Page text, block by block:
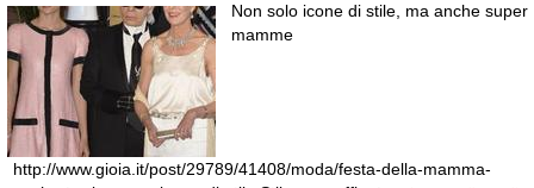
Non solo icone di stile, ma anche super
mamme
http://www.gioia.it/post/29789/41408/moda/festa-della-mamma-